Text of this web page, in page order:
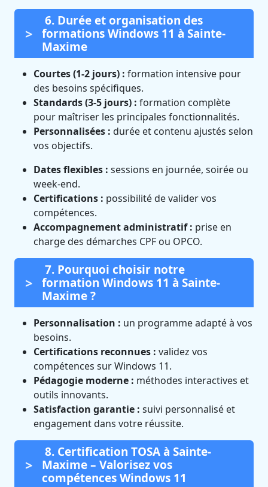
6. Durée et organisation des
formations Windows 11 à Sainte-
Maxime
Courtes (1-2 jours) : formation intensive pour
des besoins spécifiques.
Standards (3-5 jours) : formation complète
pour maîtriser les principales fonctionnalités.
Personnalisées : durée et contenu ajustés selon
vos objectifs.
Dates flexibles : sessions en journée, soirée ou
week-end.
Certifications : possibilité de valider vos
compétences.
Accompagnement administratif : prise en
charge des démarches CPF ou OPCO.
7. Pourquoi choisir notre
formation Windows 11 à Sainte-
Maxime ?
Personnalisation : un programme adapté à vos
besoins.
Certifications reconnues : validez vos
compétences sur Windows 11.
Pédagogie moderne : méthodes interactives et
outils innovants.
Satisfaction garantie : suivi personnalisé et
engagement dans votre réussite.
8. Certification TOSA à Sainte-
Maxime – Valorisez vos
compétences Windows 11